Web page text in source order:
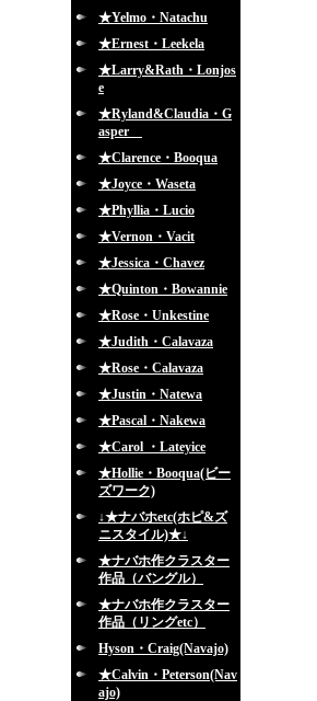
★Yelmo・Natachu
★Ernest・Leekela
★Larry&Rath・Lonjos
e
★Ryland&Claudia・G
asper
★Clarence・Booqua
★Joyce・Waseta
★Phyllia・Lucio
★Vernon・Vacit
★Jessica・Chavez
★Quinton・Bowannie
★Rose・Unkestine
★Judith・Calavaza
★Rose・Calavaza
★Justin・Natewa
★Pascal・Nakewa
★Carol ・Lateyice
★Hollie・Booqua(ビー
ズワーク)
↓★ナバホetc(ホピ&ズ
ニスタイル)★↓
★ナバホ作クラスター
作品（バングル）
★ナバホ作クラスター
作品（リングetc）
Hyson・Craig(Navajo)
★Calvin・Peterson(Nav
ajo)